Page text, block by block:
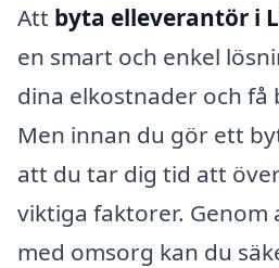
Att byta elleverantör i
en smart och enkel
dina elkostnader och få
Men innan du gör ett
att du tar dig tid att
viktiga faktorer.
med omsorg kan du